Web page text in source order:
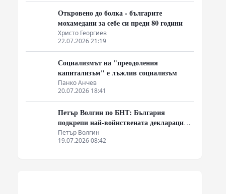
Откровено до болка - българите
мохамедани за себе си преди 80 години
Христо Георгиев
22.07.2026 21:19
Социализмът на "преодоления
капитализъм" е лъжлив социализъм
Панко Анчев
20.07.2026 18:41
Петър Волгин по БНТ: България
подкрепи най-войнствената декларация,
която някога съм чел
Петър Волгин
19.07.2026 08:42